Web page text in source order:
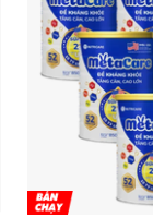
đề về Sản